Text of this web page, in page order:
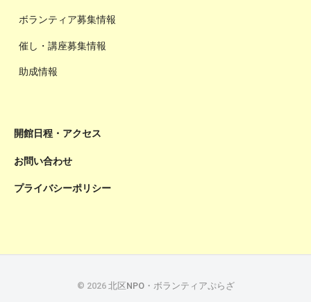
ボランティア募集情報
催し・講座募集情報
助成情報
開館日程・アクセス
お問い合わせ
プライバシーポリシー
© 2026 北区NPO・ボランティアぷらざ